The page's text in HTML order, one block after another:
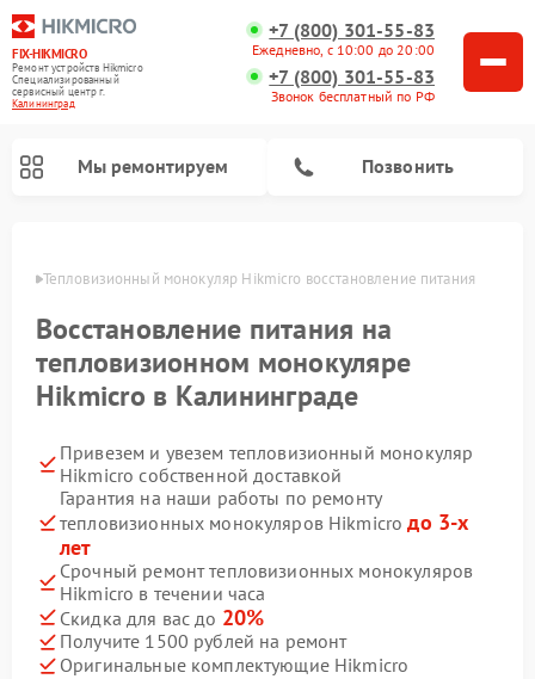
FIX-HIKMICRO
Ремонт устройств Hikmicro
Специализированный
cервисный центр г.
Калининград
+7 (800) 301-55-83
Ежедневно, с 10:00 до 20:00
+7 (800) 301-55-83
Звонок бесплатный по РФ
Мы ремонтируем Позвонить
Тепловизионный монокуляр Hikmicro восстановление питания
Восстановление питания на
тепловизионном монокуляре
Hikmicro в Калининграде
Привезем и увезем тепловизионный монокуляр
Hikmicro собственной доставкой
Гарантия на наши работы по ремонту
тепловизионных монокуляров Hikmicroдо 3-х
лет
Срочный ремонт тепловизионных монокуляров
Hikmicro в течении часа
Скидка для вас до 20%
Получите 1500 рублей на ремонт
Оригинальные комплектующие Hikmicro